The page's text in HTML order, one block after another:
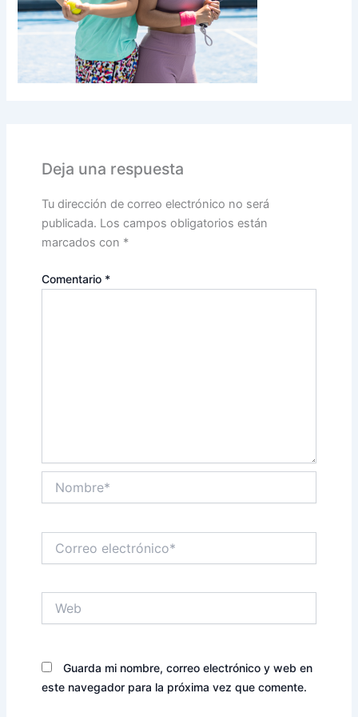
Deja una respuesta
Tu dirección de correo electrónico no será
publicada. Los campos obligatorios están
marcados con *
Comentario *
electrónico*
Guarda mi nombre, correo electrónico y web en
este navegador para la próxima vez que comente.